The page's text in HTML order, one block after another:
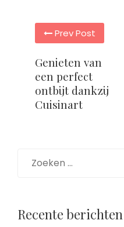
Post
navigation
Prev Post
Genieten van
een perfect
ontbijt dankzij
Cuisinart
naar:
Recente berichten